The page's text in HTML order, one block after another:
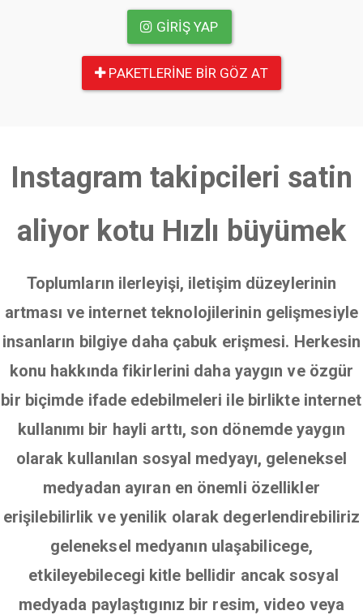
GIRIŞ YAP
PAKETLERINE BIR GÖZ AT
Instagram takipcileri satin
aliyor kotu Hızlı büyümek
Toplumların ilerleyişi, iletişim düzeylerinin
artması ve internet teknolojilerinin gelişmesiyle
insanların bilgiye daha çabuk erişmesi. Herkesin
konu hakkında fikirlerini daha yaygın ve özgür
bir biçimde ifade edebilmeleri ile birlikte internet
kullanımı bir hayli arttı, son dönemde yaygın
olarak kullanılan sosyal medyayı, geleneksel
medyadan ayıran en önemli özellikler
erişilebilirlik ve yenilik olarak degerlendirebiliriz
geleneksel medyanın ulaşabilicege,
etkileyebilecegi kitle bellidir ancak sosyal
medyada paylaştıgınız bir resim, video veya